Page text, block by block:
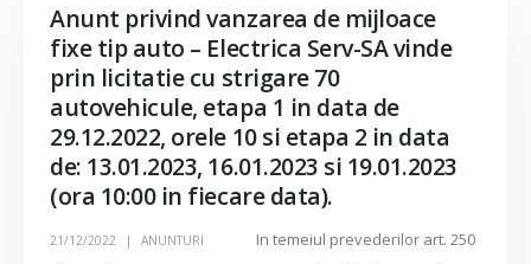
Anunt privind vanzarea de mijloace
fixe tip auto – Electrica Serv-SA vinde
prin licitatie cu strigare 70
autovehicule, etapa 1 in data de
29.12.2022, orele 10 si etapa 2 in data
de: 13.01.2023, 16.01.2023 si 19.01.2023
(ora 10:00 in fiecare data).
21/12/2022 ANUNTURI
In temeiul prevederilor art. 250